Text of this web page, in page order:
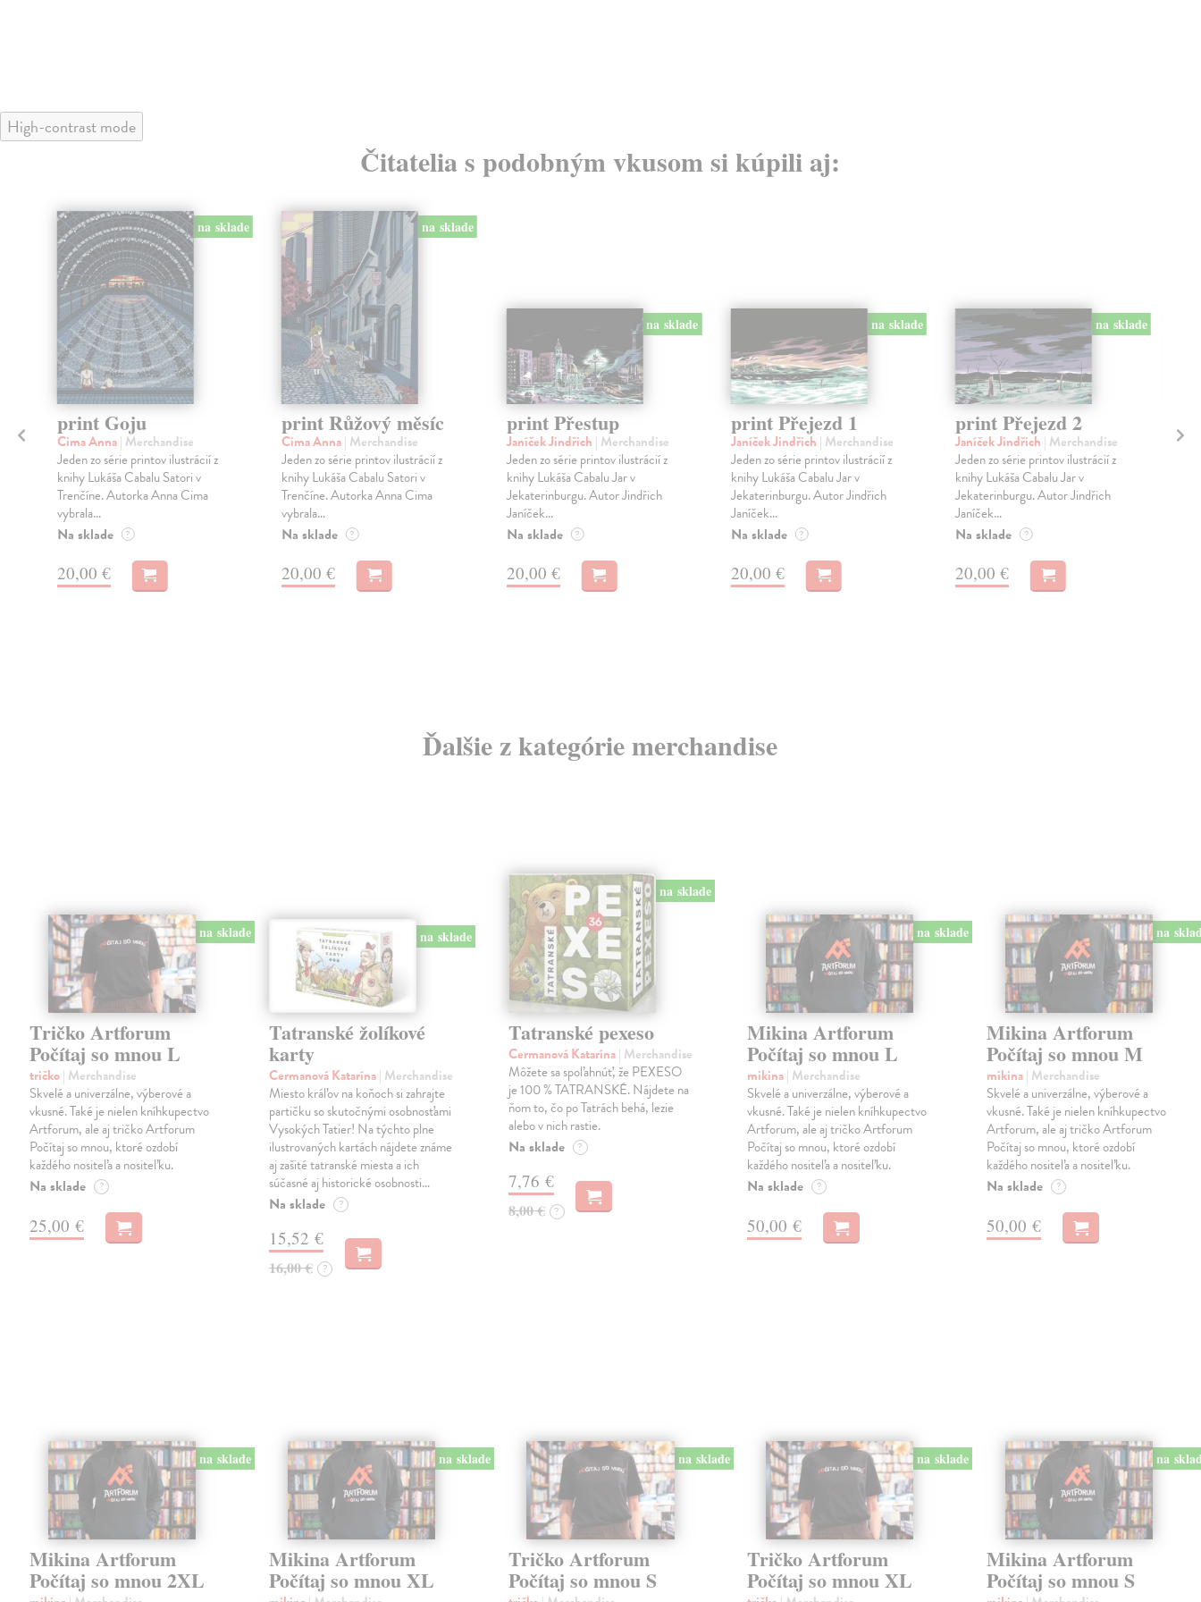
High-contrast mode
Čitatelia s podobným vkusom si kúpili aj:
na sklade
print Goju
Cima Anna| Merchandise
Jeden zo série printov ilustrácií z
knihy Lukáša Cabalu Satori v
Trenčíne. Autorka Anna Cima
vybrala...
Na sklade ?
20,00 €
na sklade
print Růžový měsíc
Cima Anna| Merchandise
Jeden zo série printov ilustrácií z
knihy Lukáša Cabalu Satori v
Trenčíne. Autorka Anna Cima
vybrala...
Na sklade ?
20,00 €
na sklade
print Přestup
Janíček Jindřich | Merchandise
Jeden zo série printov ilustrácií z
knihy Lukáša Cabalu Jar v
Jekaterinburgu. Autor Jindřich
Janíček...
Na sklade ?
20,00 €
na sklade
print Přejezd 1
Janíček Jindřich | Merchandise
Jeden zo série printov ilustrácií z
knihy Lukáša Cabalu Jar v
Jekaterinburgu. Autor Jindřich
Janíček...
Na sklade ?
20,00 €
na sklade
print Přejezd 2
Janíček Jindřich | Merchandise
Jeden zo série printov ilustrácií z
knihy Lukáša Cabalu Jar v
Jekaterinburgu. Autor Jindřich
Janíček...
Na sklade ?
20,00 €
Ďalšie z kategórie merchandise
na sklade
Tričko Artforum
Počítaj so mnou L
tričko| Merchandise
Skvelé a univerzálne, výberové a
vkusné. Také je nielen kníhkupectvo
Artforum, ale aj tričko Artforum
Počítaj so mnou, ktoré ozdobí
každého nositeľa a nositeľku.
Na sklade ?
25,00 €
na sklade
Tatranské žolíkové
karty
Cermanová Katarína| Merchandise
Miesto kráľov na koňoch si zahrajte
partičku so skutočnými osobnosťami
Vysokých Tatier! Na týchto plne
ilustrovaných kartách nájdete známe
aj zašité tatranské miesta a ich
súčasné aj historické osobnosti…
Na sklade ?
15,52 €
16,00 € ?
na sklade
Tatranské pexeso
Cermanová Katarína| Merchandise
Môžete sa spoľahnúť, že PEXESO
je 100 % TATRANSKÉ. Nájdete na
ňom to, čo po Tatrách behá, lezie
alebo v nich rastie.
Na sklade ?
7,76 €
8,00 € ?
na sklade
Mikina Artforum
Počítaj so mnou L
mikina| Merchandise
Skvelé a univerzálne, výberové a
vkusné. Také je nielen kníhkupectvo
Artforum, ale aj tričko Artforum
Počítaj so mnou, ktoré ozdobí
každého nositeľa a nositeľku.
Na sklade ?
50,00 €
na
Mikina Artforum
Počítaj so mnou M
mikina| Merchandise
Skvelé a univerzálne, výberové a
vkusné. Také je nielen kníhkupectvo
Artforum, ale aj tričko Artforum
Počítaj so mnou, ktoré ozdobí
každého nositeľa a nositeľku.
Na sklade ?
50,00 €
na sklade
Mikina Artforum
Počítaj so mnou 2XL
na sklade
Mikina Artforum
Počítaj so mnou XL
na sklade
Tričko Artforum
Počítaj so mnou S
na sklade
Tričko Artforum
Počítaj so mnou XL
na
Mikina Artforum
Počítaj so mnou S